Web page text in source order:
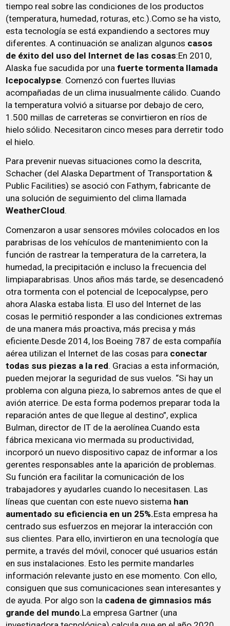
tiempo real sobre las condiciones de los productos
(temperatura, humedad, roturas, etc.).Como se ha visto,
esta tecnología se está expandiendo a sectores muy
diferentes. A continuación se analizan algunos casos
de éxito del uso del Internet de las cosas:En 2010,
Alaska fue sacudida por unafuerte tormenta llamada
Icepocalypse. Comenzó con fuertes lluvias
acompañadas de un clima inusualmente cálido. Cuando
la temperatura volvió a situarse por debajo de cero,
1.500 millas de carreteras se convirtieron en ríos de
hielo sólido. Necesitaron cinco meses para derretir todo
el hielo.
Para prevenir nuevas situaciones como la descrita,
Schacher (del Alaska Department of Transportation &
Public Facilities) se asoció con Fathym, fabricante de
una solución de seguimiento del clima llamada
WeatherCloud.
Comenzaron a usar sensores móviles colocados en los
parabrisas de los vehículos de mantenimiento con la
función de rastrear la temperatura de la carretera, la
humedad, la precipitación e incluso la frecuencia del
limpiaparabrisas. Unos años más tarde, se desencadenó
otra tormenta con el potencial de Icepocalypse, pero
ahora Alaska estaba lista. El uso del Internet de las
cosas le permitió responder a las condiciones extremas
de una manera más proactiva, más precisa y más
eficiente.Desde 2014, los Boeing 787 de esta compañía
aérea utilizan el Internet de las cosas para conectar
todas sus piezas a la red. Gracias a esta información,
pueden mejorar la seguridad de sus vuelos. “Si hay un
problema con alguna pieza, lo sabremos antes de que el
avión aterrice. De esta forma podemos preparar toda la
reparación antes de que llegue al destino”, explica
Bulman, director de IT de la aerolínea.Cuando esta
fábrica mexicana vio mermada su productividad,
incorporó un nuevo dispositivo capaz de informar a los
gerentes responsables ante la aparición de problemas.
Su función era facilitar la comunicación de los
trabajadores y ayudarles cuando lo necesitasen. Las
líneas que cuentan con este nuevo sistema han
aumentado su eficiencia en un 25%.Esta empresa ha
centrado sus esfuerzos en mejorar la interacción con
sus clientes. Para ello, invirtieron en una tecnología que
permite, a través del móvil, conocer qué usuarios están
en sus instalaciones. Esto les permite mandarles
información relevante justo en ese momento. Con ello,
consiguen que sus comunicaciones sean interesantes y
de ayuda. Por algo son la cadena de gimnasios más
grande del mundo.La empresa Gartner (una